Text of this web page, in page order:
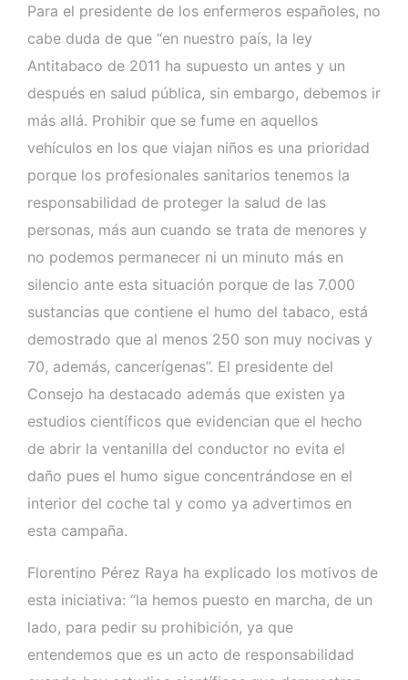
Para el presidente de los enfermeros españoles, no
cabe duda de que “en nuestro país, la ley
Antitabaco de 2011 ha supuesto un antes y un
después en salud pública, sin embargo, debemos ir
más allá. Prohibir que se fume en aquellos
vehículos en los que viajan niños es una prioridad
porque los profesionales sanitarios tenemos la
responsabilidad de proteger la salud de las
personas, más aun cuando se trata de menores y
no podemos permanecer ni un minuto más en
silencio ante esta situación porque de las 7.000
sustancias que contiene el humo del tabaco, está
demostrado que al menos 250 son muy nocivas y
70, además, cancerígenas”. El presidente del
Consejo ha destacado además que existen ya
estudios científicos que evidencian que el hecho
de abrir la ventanilla del conductor no evita el
daño pues el humo sigue concentrándose en el
interior del coche tal y como ya advertimos en
esta campaña.
Florentino Pérez Raya ha explicado los motivos de
esta iniciativa: “la hemos puesto en marcha, de un
lado, para pedir su prohibición, ya que
entendemos que es un acto de responsabilidad